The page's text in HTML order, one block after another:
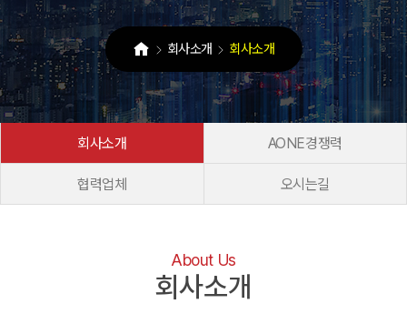
회사소개 회사소개
회사소개 AONE경쟁력
협력업체 오시는길
About Us
회사소개